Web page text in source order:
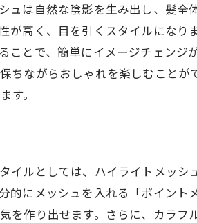
ル施術
ュスタイルの相性
験するお得情報
の最新トレンド
スタイルの魅力
スタイルのアイデア
は自然な陰影を生み出し、髪全
高く、目を引くスタイルになり
とで、簡単にイメージチェンジ
ながらおしゃれを楽しむことが
す。
ルとしては、ハイライトメッシ
にメッシュを入れる「ポイント
作り出せます。さらに、カラフ